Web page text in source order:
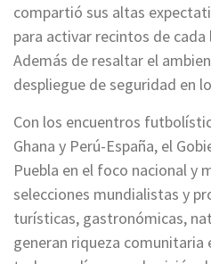
compartió sus altas
para activar recintos de
Además de resaltar el
despliegue de seguridad en
Con los encuentros
Ghana y Perú-España, el
Puebla en el foco nacional y
selecciones mundialistas y
turísticas, gastronómicas,
generan riqueza